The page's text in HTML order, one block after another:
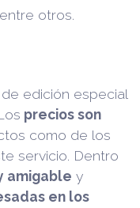
otros.
edición especial
precios son
como de los
servicio. Dentro
amigable y
en los